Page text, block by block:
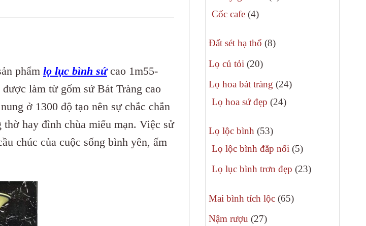
phẩm
Cốc cafe 44
phẩm
Đất sét hạ thổ 88
Lọ củ tỏi 2020
phẩm
Lọ hoa bát tràng 2424
Lọ hoa sứ đẹp 2424
Lọ lộc bình 5353
sản
Lọ lộc bình đắp nổi 55
phẩm
Lọ lục bình trơn đẹp 2323
Mai bình tích lộc 6565
Nậm rượu 2727
phẩm lọ lục bình sứcao 1m55-
làm từ gốm sứ Bát Tràng cao
ở 1300 độ tạo nên sự chắc chắn
hay đình chùa miếu mạn. Việc sử
chúc của cuộc sống bình yên, ấm